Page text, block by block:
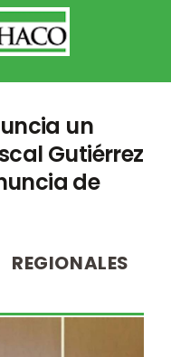
un
Gutiérrez
de
REGIONALES